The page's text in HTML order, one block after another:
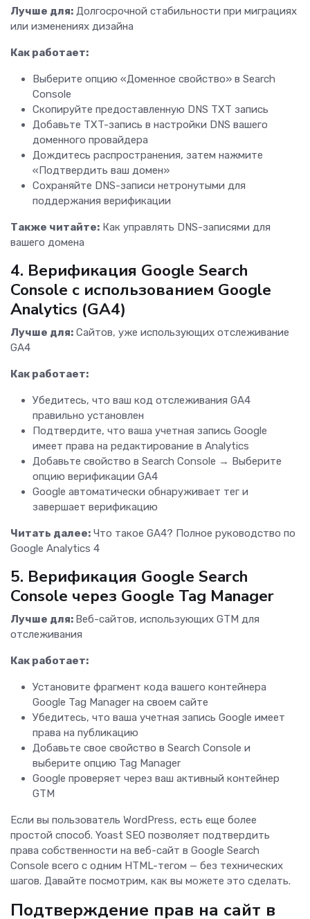
Лучше для: Долгосрочной стабильности при миграциях
или изменениях дизайна
Как работает:
Выберите опцию «Доменное свойство» в Search
Console
Скопируйте предоставленную DNS TXT запись
Добавьте TXT-запись в настройки DNS вашего
доменного провайдера
Дождитесь распространения, затем нажмите
«Подтвердить ваш домен»
Сохраняйте DNS-записи нетронутыми для
поддержания верификации
Также читайте: Как управлять DNS-записями для
вашего домена
4. Верификация Google Search
Console с использованием Google
Analytics (GA4)
Лучше для: Сайтов, уже использующих отслеживание
GA4
Как работает:
Убедитесь, что ваш код отслеживания GA4
правильно установлен
Подтвердите, что ваша учетная запись Google
имеет права на редактирование в Analytics
Добавьте свойство в Search Console → Выберите
опцию верификации GA4
Google автоматически обнаруживает тег и
завершает верификацию
Читать далее: Что такое GA4? Полное руководство по
Google Analytics 4
5. Верификация Google Search
Console через Google Tag Manager
Лучше для: Веб-сайтов, использующих GTM для
отслеживания
Как работает:
Установите фрагмент кода вашего контейнера
Google Tag Manager на своем сайте
Убедитесь, что ваша учетная запись Google имеет
права на публикацию
Добавьте свое свойство в Search Console и
выберите опцию Tag Manager
Google проверяет через ваш активный контейнер
GTM
Если вы пользователь WordPress, есть еще более
простой способ. Yoast SEO позволяет подтвердить
права собственности на веб-сайт в Google Search
Console всего с одним HTML-тегом — без технических
шагов. Давайте посмотрим, как вы можете это сделать.
Подтверждение прав на сайт в